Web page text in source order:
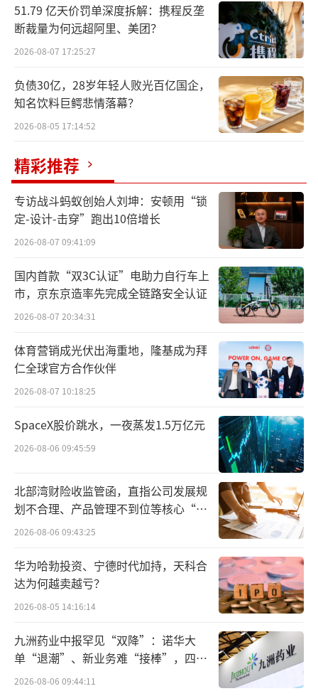
宇树G1机器人讲品，宇树Go2机器狗在旁
边展示握手、拜年、跳跃等动作，场面一度非
常热烈，创下5分钟内销售额128万元的纪录。
在罗永浩之前，宇树G1和Go2还在3月7日
亮相李佳琦直播间，与李佳琦互动交流，表演
后空翻、倒立、跳舞、比心等才艺表演，甚至
喊出“321上链接”的口号。
可以说，这是机器人首次在直播电商边界
进行探索，目的是广阔的B端市场。
但，这能激活机器人赛道备受诟病的商业
化问题吗？
谁在买宇树机器人？
在电商平台上卖机器人，是今年以来宇树
一直在做的事情。
51.79 亿天价罚单深度拆解：携程反垄
断裁量为何远超阿里、美团？
2026-08-07 17:25:27
负债30亿，28岁年轻人败光百亿国企，
知名饮料巨鳄悲情落幕？
2026-08-05 17:14:52
精彩推荐
专访战斗蚂蚁创始人刘坤：安顿用“锁
定-设计-击穿”跑出10倍增长
2026-08-07 09:41:09
国内首款“双3C认证”电助力自行车上
市，京东京造率先完成全链路安全认证
2026-08-07 20:34:31
体育营销成光伏出海重地，隆基成为拜
仁全球官方合作伙伴
2026-08-07 10:18:25
SpaceX股价跳水，一夜蒸发1.5万亿元
2026-08-06 09:45:59
北部湾财险收监管函，直指公司发展规
划不合理、产品管理不到位等核心“痛
点”
2026-08-06 09:43:25
华为哈勃投资、宁德时代加持，天科合
达为何越卖越亏？
2026-08-05 14:16:14
九洲药业中报罕见“双降”：诺华大
单“退潮”、新业务难“接棒”，四大
难关待闯
2026-08-06 09:44:11